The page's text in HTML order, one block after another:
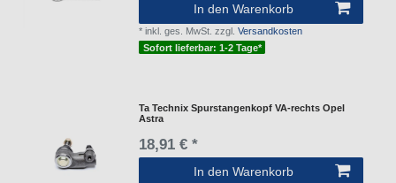
In den Warenkorb
*inkl. ges. MwSt. zzgl.Versandkosten
Sofort lieferbar: 1-2 Tage*
Ta Technix Spurstangenkopf VA-rechts Opel
Astra
18,91 € *
In den Warenkorb